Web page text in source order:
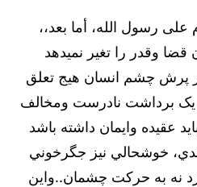
على رسول الله، أما بعد،،
وقدر را تغير نميدهد
پرش چشم انسان هيج تعلق
يک برداشت نادرست ومخالف
عقيده وايمان داشته باشد
خوشحالي نيز جگرخوني
نه به حركت چشمان..واين